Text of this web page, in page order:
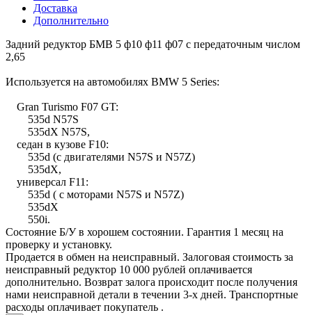
Доставка
Дополнительно
Задний редуктор БМВ 5 ф10 ф11 ф07 с передаточным числом
2,65
Используется на автомобилях BMW 5 Series:
Gran Turismo F07 GT:
535d N57S
535dX N57S,
седан в кузове F10:
535d (с двигателями N57S и N57Z)
535dX,
универсал F11:
535d ( с моторами N57S и N57Z)
535dX
550i.
Состояние Б/У в хорошем состоянии. Гарантия 1 месяц на
проверку и установку.
Продается в обмен на неисправный. Залоговая стоимость за
неисправный редуктор 10 000 рублей оплачивается
дополнительно. Возврат залога происходит после получения
нами неисправной детали в течении 3-х дней. Транспортные
расходы оплачивает покупатель .